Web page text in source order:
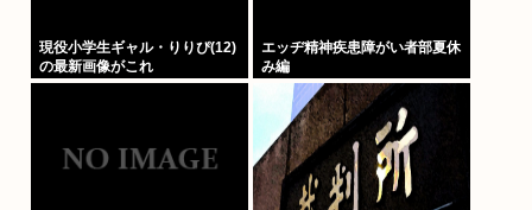
現役小学生ギャル・りりぴ(12)
の最新画像がこれ
エッヂ精神疾患障がい者部夏休
み編